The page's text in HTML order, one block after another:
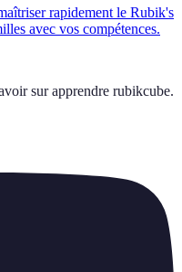
rapidement le Rubik's
avec vos compétences.
sur apprendre rubikcube.